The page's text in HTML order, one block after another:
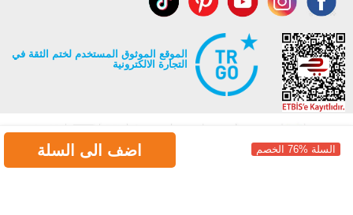
السلة %76 الخصم اضف الى السلة
الموقع الموثوق المستخدم لختم الثقة في
التجارة الالكترونية